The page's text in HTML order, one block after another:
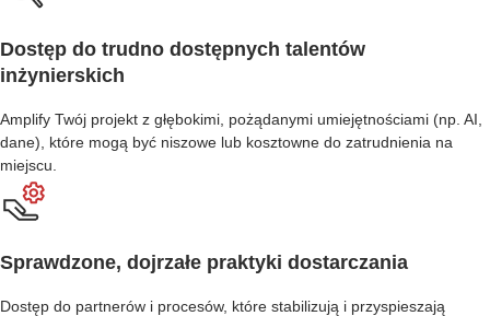
Dostęp do trudno dostępnych talentów
inżynierskich
Amplify Twój projekt z głębokimi, pożądanymi umiejętnościami (np. AI,
dane), które mogą być niszowe lub kosztowne do zatrudnienia na
miejscu.
Sprawdzone, dojrzałe praktyki dostarczania
Dostęp do partnerów i procesów, które stabilizują i przyspieszają